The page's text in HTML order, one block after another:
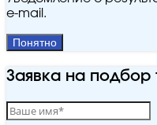
e‑mail.
Понятно
Заявка на подбор